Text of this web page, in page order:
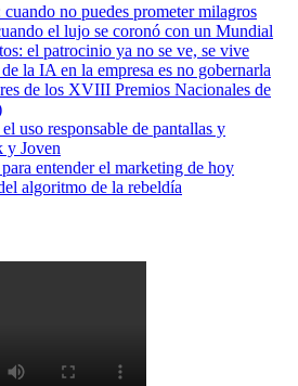
no puedes prometer milagros
el lujo se coronó con un Mundial
el patrocinio ya no se ve, se vive
la IA en la empresa es no gobernarla
de los XVIII Premios Nacionales de
uso responsable de pantallas y
y Joven
entender el marketing de hoy
algoritmo de la rebeldía